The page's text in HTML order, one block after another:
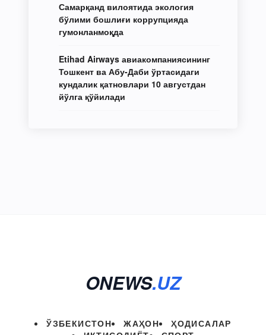
Самарқанд вилоятида экология
бўлими бошлиғи коррупцияда
гумонланмоқда
Etihad Airways авиакомпаниясининг
Тошкент ва Абу-Даби ўртасидаги
кундалик қатновлари 10 августдан
йўлга қўйилади
ONEWS.UZ
ЎЗБЕКИСТОН ЖАҲОН
ҲОДИСАЛАР